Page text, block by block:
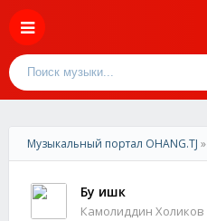
Музыкальный портал OHANG.TJ »
Бу ишк
Камолиддин Холиков